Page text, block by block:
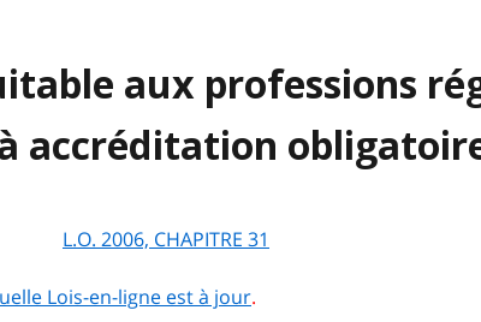
aux professions
accréditation
L.O. 2006, CHAPITRE 31
Lois-en-ligne est à jour.